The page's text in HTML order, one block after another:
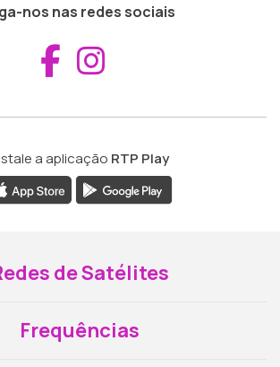
nos nas redes sociais
Aceder ao
a aplicação RTP Play
de Satélites
Frequências